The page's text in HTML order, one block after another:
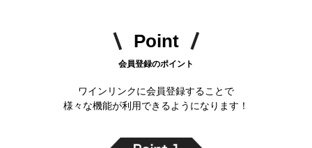
Point
会員登録のポイント
ワインリンクに会員登録することで
様々な機能が利用できるようになります！